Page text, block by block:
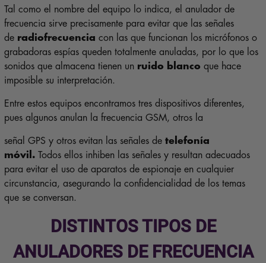
Tal como el nombre del equipo lo indica, el anulador de
frecuencia sirve precisamente para evitar que las señales
de radiofrecuencia con las que funcionan los micrófonos o
grabadoras espías queden totalmente anuladas, por lo que los
sonidos que almacena tienen un ruido blanco que hace
imposible su interpretación.
Entre estos equipos encontramos tres dispositivos diferentes,
pues algunos anulan la frecuencia GSM, otros la
señal GPS y otros evitan las señales de telefonía
móvil. Todos ellos inhiben las señales y resultan adecuados
para evitar el uso de aparatos de espionaje en cualquier
circunstancia, asegurando la confidencialidad de los temas
que se conversan.
DISTINTOS TIPOS DE
ANULADORES DE FRECUENCIA